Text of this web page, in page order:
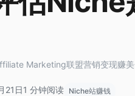
Marketing联盟营销变现赚
21日1 分钟阅读 Niche站赚钱